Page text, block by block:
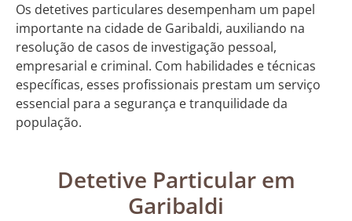
Os detetives particulares desempenham um papel
importante na cidade de Garibaldi, auxiliando na
resolução de casos de investigação pessoal,
empresarial e criminal. Com habilidades e técnicas
específicas, esses profissionais prestam um serviço
essencial para a segurança e tranquilidade da
população.
Detetive Particular em
Garibaldi